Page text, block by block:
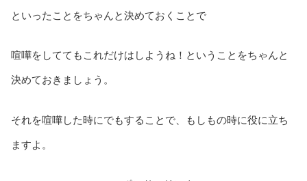
といったことをちゃんと決めておくことで
喧嘩をしててもこれだけはしようね！ということをちゃんと
決めておきましょう。
それを喧嘩した時にでもすることで、もしもの時に役に立ち
ますよ。